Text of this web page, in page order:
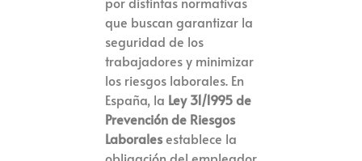
que buscan garantizar la
seguridad de los
trabajadores y minimizar
los riesgos laborales. En
España, la Ley 31/1995 de
Prevención de Riesgos
Laboralesestablece la